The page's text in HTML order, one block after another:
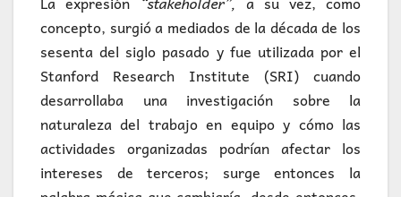
concepto, surgió a mediados de la década de los
sesenta del siglo pasado y fue utilizada por el
Stanford Research Institute (SRI) cuando
desarrollaba una investigación sobre la
naturaleza del trabajo en equipo y cómo las
actividades organizadas podrían afectar los
intereses de terceros; surge entonces la